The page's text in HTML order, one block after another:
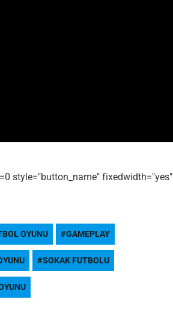
style="button_name" fixedwidth="yes"
OYUNU GAMEPLAY
SOKAK FUTBOLU